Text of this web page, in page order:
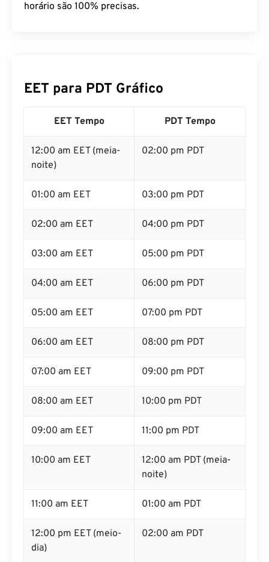
horário são 100% precisas.
EET para PDT Gráfico
EET Tempo PDT Tempo
12:00 am EET (meia-
noite)
02:00 pm PDT
01:00 am EET 03:00 pm PDT
02:00 am EET 04:00 pm PDT
03:00 am EET 05:00 pm PDT
04:00 am EET 06:00 pm PDT
05:00 am EET 07:00 pm PDT
06:00 am EET 08:00 pm PDT
07:00 am EET 09:00 pm PDT
08:00 am EET 10:00 pm PDT
09:00 am EET 11:00 pm PDT
10:00 am EET
12:00 am PDT (meia-
noite)
11:00 am EET 01:00 am PDT
12:00 pm EET (meio-
dia)
02:00 am PDT